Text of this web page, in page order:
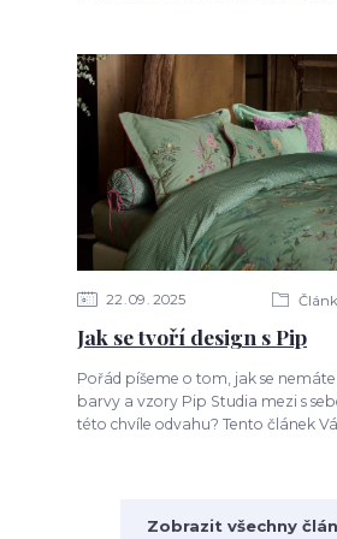
22 09 2025
Jak se tvoří design s Pip
Pořád píšeme o tom, jak se
barvy a vzory Pip Studia mezi s
této chvíle odvahu? Tento článek
Zobrazit všechny